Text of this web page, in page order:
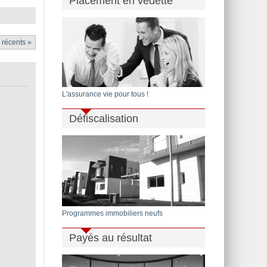
»
L'assurance vie pour tous !
Défiscalisation
Programmes immobiliers neufs
Payés au résultat